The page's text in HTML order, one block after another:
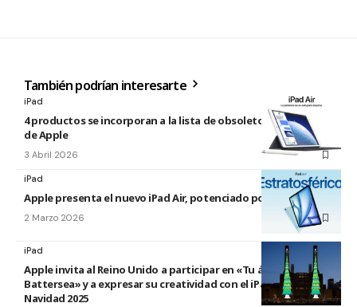
También podrían interesarte
iPad
4 productos se incorporan a la lista de obsoletos y antiguos
de Apple
3 Abril 2026
iPad
Apple presenta el nuevo iPad Air, potenciado por el M4
2 Marzo 2026
iPad
Apple invita al Reino Unido a participar en «Tu árbol en
Battersea» y a expresar su creatividad con el iPad esta
Navidad 2025